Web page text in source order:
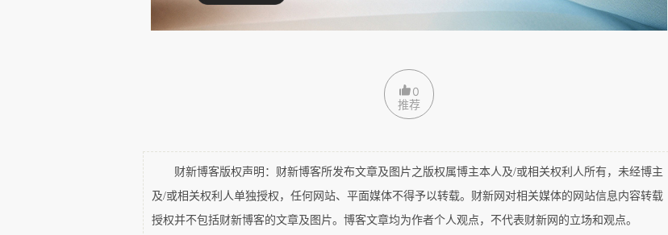
会议员起诉总统，并造成新的政治纷争。
0
推荐
财新博客版权声明：财新博客所发布文章及图片之版权属博主本人及/或相关权利人所有，未经博主
及/或相关权利人单独授权，任何网站、平面媒体不得予以转载。财新网对相关媒体的网站信息内容转载
授权并不包括财新博客的文章及图片。博客文章均为作者个人观点，不代表财新网的立场和观点。